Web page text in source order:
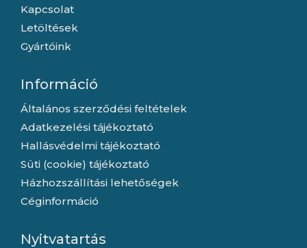
Kapcsolat
Letöltések
Gyártóink
Információ
Általános szerződési feltételek
Adatkezelési tájékoztató
Hallásvédelmi tájékoztató
Süti (cookie) tájékoztató
Házhozszállítási lehetőségek
Céginformáció
Nyitvatartás